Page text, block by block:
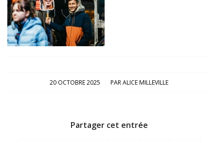
20 OCTOBRE 2025
/ PARALICE MILLEVILLE
Partager cet entrée